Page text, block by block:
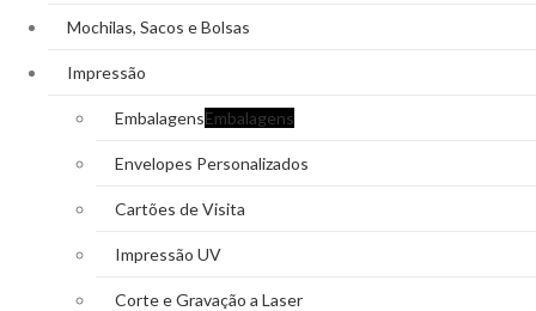
Mochilas, Sacos e Bolsas
Impressão
EmbalagensEmbalagens
Envelopes Personalizados
Cartões de Visita
Impressão UV
Corte e Gravação a Laser